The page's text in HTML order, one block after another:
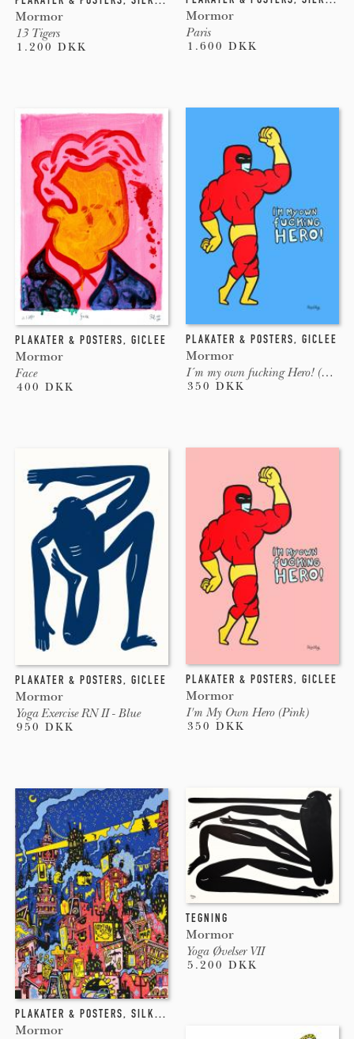
Mormor
13 Tigers
1.200 DKK
Mormor
Paris
1.600 DKK
PLAKATER & POSTERS, GICLEE
Mormor
I´m my own fucking Hero! (Blå)
350 DKK
PLAKATER & POSTERS, GICLEE
Mormor
Face
400 DKK
PLAKATER & POSTERS, GICLEE
Mormor
I'm My Own Hero (Pink)
350 DKK
PLAKATER & POSTERS, GICLEE
Mormor
Yoga Exercise RN II - Blue
950 DKK
TEGNING
Mormor
Yoga Øvelser VII
5.200 DKK
PLAKATER & POSTERS, SILKETRYK
Mormor